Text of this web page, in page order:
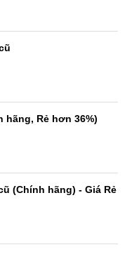
hãng, Rẻ hơn 36%)
(Chính hãng) - Giá Rẻ